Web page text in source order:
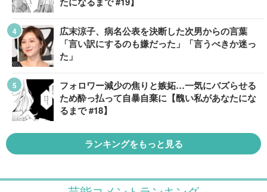
広末涼子、病名公表を決断した次男からの言葉
「言い訳にするのも嫌だった」「言うべきか迷っ
た」
フォロワー減少の焦りと嫉妬…一気にバズらせる
ため酔っ払って自暴自棄に【醜い私があなたにな
るまで #18】
ランキングをもっと見る